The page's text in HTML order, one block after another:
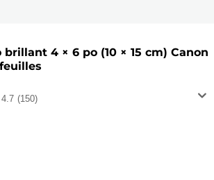
4 × 6 po (10 × 15 cm) Canon
4.7 (150)